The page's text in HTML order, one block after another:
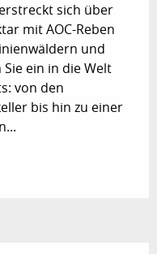
sich über
mit AOC-Reben
und
ein in die Welt
von den
bis hin zu einer